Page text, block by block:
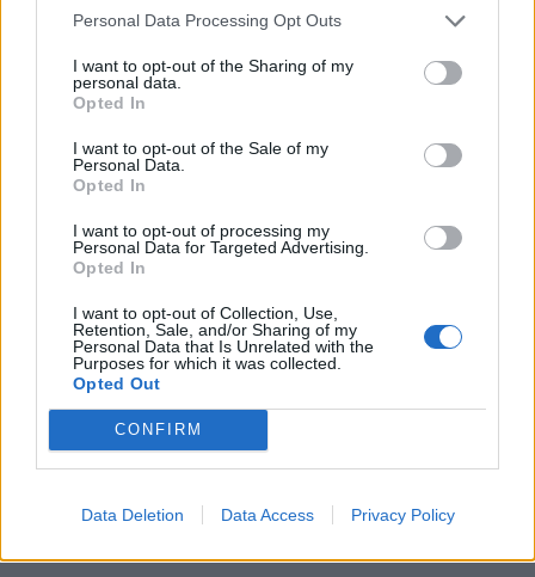
Personal Data Processing Opt Outs
I want to opt-out of the Sharing of my
personal data.
Opted In
I want to opt-out of the Sale of my
Personal Data.
Opted In
I want to opt-out of processing my
Personal Data for Targeted Advertising.
Opted In
I want to opt-out of Collection, Use,
Retention, Sale, and/or Sharing of my
Personal Data that Is Unrelated with the
Purposes for which it was collected.
Opted Out
CONFIRM
Data Deletion Data Access Privacy Policy
maalasi jälleen Italian Serie
Antman pisti pallon tyylikkäästi
Suomen MM-karsintojen näkymät –
analyysi
Suomi-Hollanti näkyy ilmaiseksi TV:stä –
näin katsot ottelun
Jalkapallon U21 EM-kisat 2025 – tässä
otteluohjelma ja Suomen joukkue